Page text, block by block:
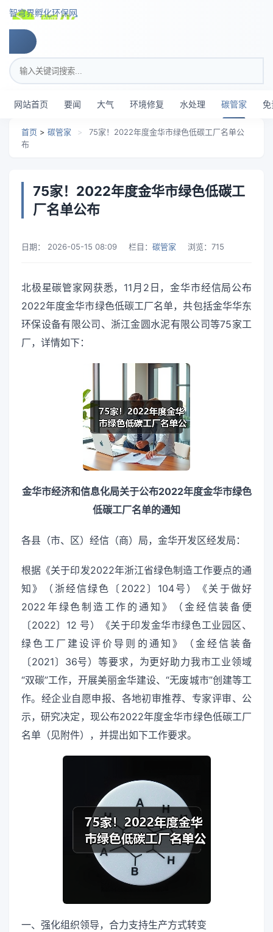
智穹界孵化环保网
搜索关键词
网站首页 要闻 大气 环境修复 水处理 碳管家 免
首页 > 碳管家 >
75家！2022年度金华市绿色低碳工厂名单公
布
75家！2022年度金华市绿色低碳工
厂名单公布
日期： 2026-05-15 08:09 栏目： 碳管家 浏览： 715
北极星碳管家网获悉，11月2日，金华市经信局公布
2022年度金华市绿色低碳工厂名单，共包括金华华东
环保设备有限公司、浙江金圆水泥有限公司等75家工
厂，详情如下：
金华市经济和信息化局关于公布2022年度金华市绿色
低碳工厂名单的通知
各县（市、区）经信（商）局，金华开发区经发局：
根据《关于印发2022年浙江省绿色制造工作要点的通
知》（浙经信绿色〔2022〕104号）《关于做好
2022年绿色制造工作的通知》（金经信装备便
〔2022〕12 号）《关于印发金华市绿色工业园区、
绿色工厂建设评价导则的通知》（金经信装备
〔2021〕36号）等要求，为更好助力我市工业领域
“双碳”工作，开展美丽金华建设、“无废城市”创建等工
作。经企业自愿申报、各地初审推荐、专家评审、公
示，研究决定，现公布2022年度金华市绿色低碳工厂
名单（见附件），并提出如下工作要求。
一、强化组织领导，合力支持生产方式转变